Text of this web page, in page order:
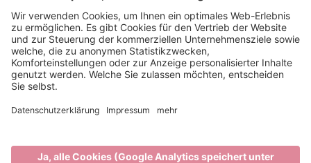
Brixen Tourismus
Privacy
Impressum
Förderungen
produced by